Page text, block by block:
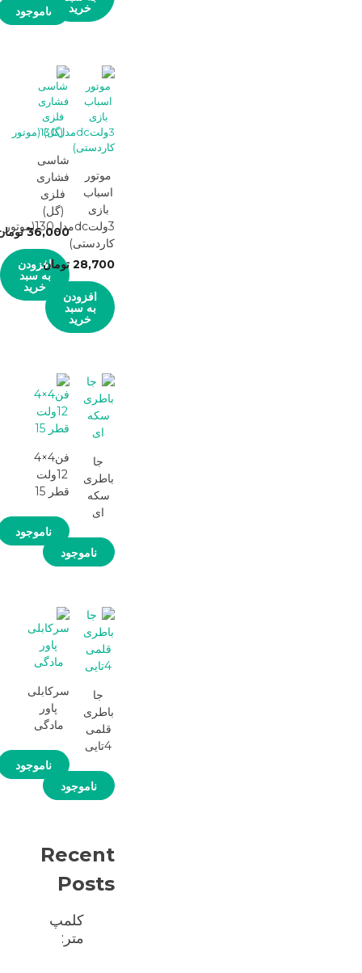
ناموجود خرید
شاسی
فشاری
فلزی
(گل)
36,000
افزودن
به سبد
خرید
موتور
اسباب
بازی
3ولتdcمدل130(موتور
کاردستی)
28,700 تومان
افزودن
به سبد
خرید
فن4×4
12ولت
قطر 15
ناموجود
جا
باطری
سکه
ای
ناموجود
سرکابلی
پاور
مادگی
ناموجود
جا
باطری
قلمی
4تایی
ناموجود
Recent
Posts
کلمپ
متر: